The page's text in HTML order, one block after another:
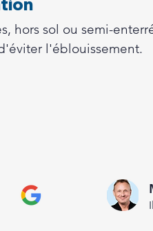
hors sol ou semi-
l'éblouissement.